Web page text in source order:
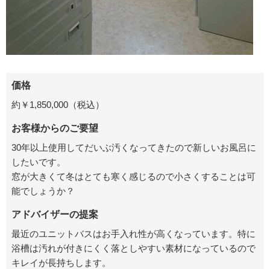
価格
約￥1,850,000（税込）
お客様からのご要望
30年以上使用してだいぶ汚くなってきたので新しいお風呂に
したいです。
窓が大きくて冬はとても寒く感じるので小さくすることは可
能でしょうか？
アドバイザーの提案
最近のユニットバスはお手入れ性が高くなっています。特に
浴槽は汚れが付きにくく落としやすい素材になっているので
キレイが長持ちします。